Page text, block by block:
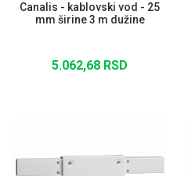
Canalis - kablovski vod - 25
mm širine 3 m dužine
5.062,68 RSD